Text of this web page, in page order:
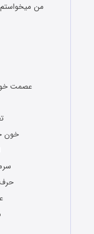
من
عصمت
خون